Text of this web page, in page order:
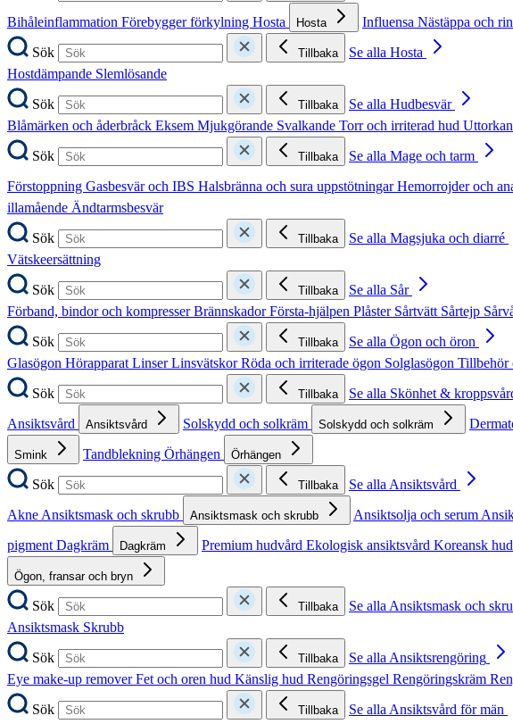
Bihåleinflammation Förebygger förkylning Hosta Hosta Influensa Nästäppa och
Sök
Tillbaka
Se alla Hosta
Hostdämpande Slemlösande
Sök
Tillbaka
Se alla Hudbesvär
Blåmärken och åderbråck Eksem Mjukgörande Svalkande Torr och irriterad hud
Sök
Tillbaka
Se alla Mage och tarm
Förstoppning Gasbesvär och IBS Halsbränna och sura uppstötningarHemorrojder och
illamående Ändtarmsbesvär
Sök
Tillbaka
Se alla Magsjuka och diarré
Vätskeersättning
Sök
Tillbaka
Se alla Sår
Förband, bindor och kompresserBrännskadorFörsta-hjälpen Plåster Sårtvätt Sårtejp
Sök
Tillbaka
Se alla Ögon och öron
Glasögon Hörapparat LinserLinsvätskorRöda och irriterade ögon Solglasögon Tillbehör
Sök
Tillbaka
Se alla Skönhet &
Ansiktsvård
Ansiktsvård Solskydd och solkräm Solskydd och solkräm
Smink Tandblekning Örhängen Örhängen
Sök Tillbaka
Se alla Ansiktsvård
Akne Ansiktsmask och skrubb Ansiktsmask och skrubb Ansiktsolja och serum
pigment Dagkräm Dagkräm Premium hudvård Ekologisk ansiktsvård Koreansk
Ögon, fransar och bryn
Sök Tillbaka
Se alla Ansiktsmask och
Ansiktsmask Skrubb
Sök
Tillbaka
Se alla Ansiktsrengöring
Eye make-up removerFet och oren hud Känslig hud Rengöringsgel Rengöringskräm
Sök
Tillbaka
Se alla Ansiktsvård för män